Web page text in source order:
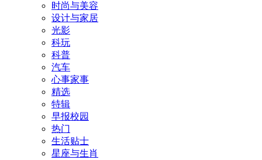
时尚与美容
设计与家居
光影
科玩
科普
汽车
心事家事
精选
特辑
早报校园
热门
生活贴士
星座与生肖